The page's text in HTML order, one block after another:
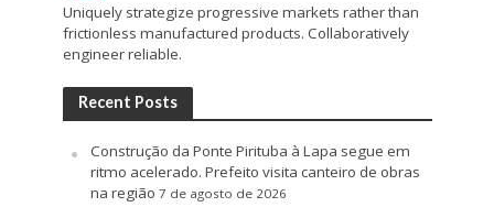
Uniquely strategize progressive markets rather than
frictionless manufactured products. Collaboratively
engineer reliable.
Recent Posts
Construção da Ponte Pirituba à Lapa segue em
ritmo acelerado. Prefeito visita canteiro de obras
na região 7 de agosto de 2026